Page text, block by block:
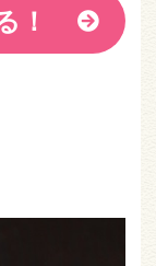
！